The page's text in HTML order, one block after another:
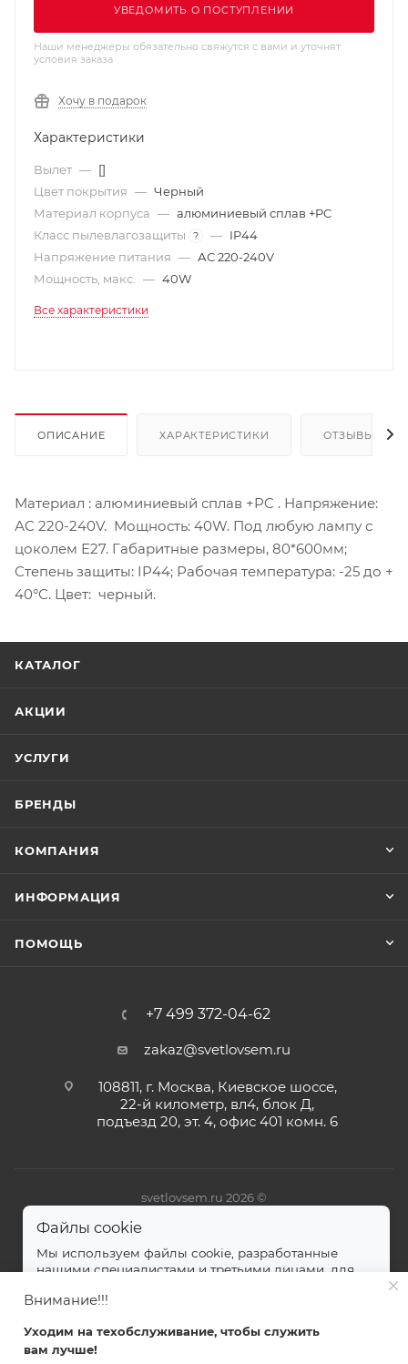
УВЕДОМИТЬ О ПОСТУПЛЕНИИ
Наши менеджеры обязательно свяжутся с вами и уточнят
условия заказа
Хочу в подарок
Характеристики
Вылет — []
Цвет покрытия — Черный
Материал корпуса — алюминиевый сплав +PC
Класс пылевлагозащиты
? — IP44
Напряжение питания — АС 220-240V
Мощность, макс.
— 40W
Все характеристики
ОПИСАНИЕ ХАРАКТЕРИСТИКИ ОТЗЫВЫ
Материал : алюминиевый сплав +PC . Напряжение:
АС 220-240V. Мощность: 40W. Под любую лампу с
цоколем Е27. Габаритные размеры, 80*600мм;
Степень защиты: IP44; Рабочая температура: -25 до +
40°С. Цвет: черный.
КАТАЛОГ
АКЦИИ
УСЛУГИ
БРЕНДЫ
КОМПАНИЯ
ИНФОРМАЦИЯ
ПОМОЩЬ
+7 499 372-04-62
zakaz@svetlovsem.ru
108811, г. Москва, Киевское шоссе,
22-й километр, вл4, блок Д,
подъезд 20, эт. 4, офис 401 комн. 6
svetlovsem.ru 2026 ©
Внимание!!!
Уходим на техобслуживание, чтобы служить
вам лучше!
Файлы cookie
Мы используем файлы cookie, разработанные
нашими специалистами и третьими лицами, для